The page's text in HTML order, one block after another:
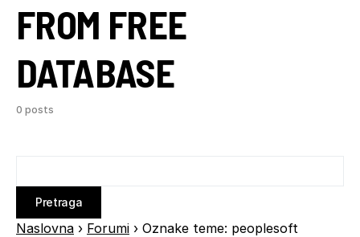
FROM FREE
DATABASE
0 posts
Naslovna › Forumi › Oznake teme: peoplesoft